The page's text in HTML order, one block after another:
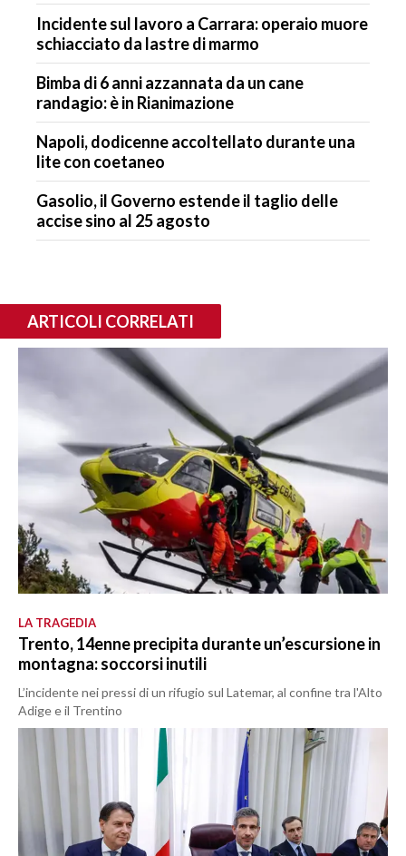
Incidente sul lavoro a Carrara: operaio muore
schiacciato da lastre di marmo
Bimba di 6 anni azzannata da un cane
randagio: è in Rianimazione
Napoli, dodicenne accoltellato durante una
lite con coetaneo
Gasolio, il Governo estende il taglio delle
accise sino al 25 agosto
ARTICOLI CORRELATI
LA TRAGEDIA
Trento, 14enne precipita durante un’escursione in
montagna: soccorsi inutili
L’incidente nei pressi di un rifugio sul Latemar, al confine tra l'Alto
Adige e il Trentino